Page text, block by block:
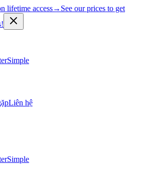
lifetime access→ See our prices to get
Simple
Liên hệ
Simple